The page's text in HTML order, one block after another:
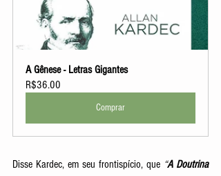
A Gênese - Letras Gigantes
R$36.00
Comprar
Disse Kardec, em seu frontispício, que “A Doutrina